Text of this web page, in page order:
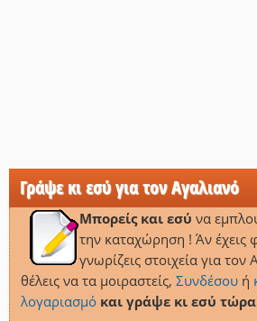
Γράψε κι εσύ για τον Αγαλιανό
Μπορείς και εσύ να
την καταχώρηση ! Άν έχεις
γνωρίζεις στοιχεία για τον
θέλεις να τα μοιραστείς, Συνδέσουή
λογαριασμό και γράψε κι εσύ